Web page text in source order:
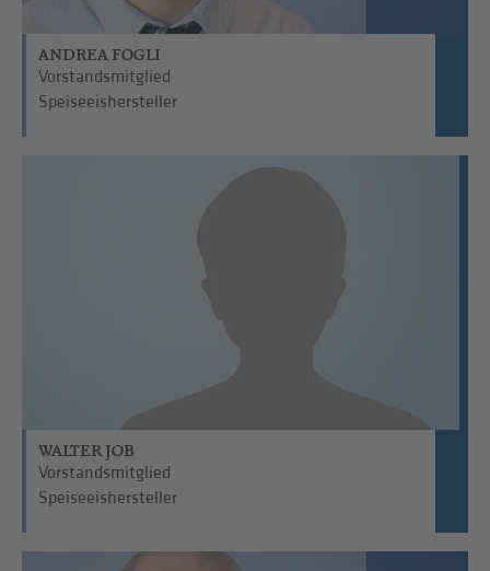
ANDREA FOGLI
Vorstandsmitglied
Speiseeishersteller
WALTER JOB
Vorstandsmitglied
Speiseeishersteller